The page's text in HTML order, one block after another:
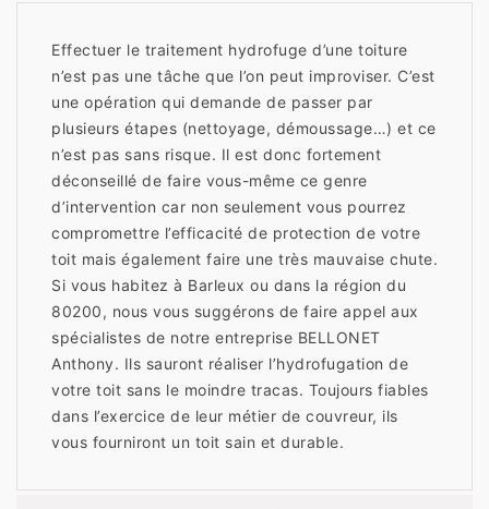
Effectuer le traitement hydrofuge d’une toiture
n’est pas une tâche que l’on peut improviser. C’est
une opération qui demande de passer par
plusieurs étapes (nettoyage, démoussage…) et ce
n’est pas sans risque. Il est donc fortement
déconseillé de faire vous-même ce genre
d’intervention car non seulement vous pourrez
compromettre l’efficacité de protection de votre
toit mais également faire une très mauvaise chute.
Si vous habitez à Barleux ou dans la région du
80200, nous vous suggérons de faire appel aux
spécialistes de notre entreprise BELLONET
Anthony. Ils sauront réaliser l’hydrofugation de
votre toit sans le moindre tracas. Toujours fiables
dans l’exercice de leur métier de couvreur, ils
vous fourniront un toit sain et durable.